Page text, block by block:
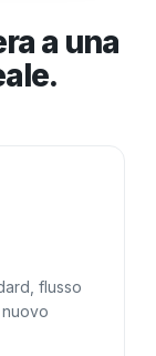
a una
flusso